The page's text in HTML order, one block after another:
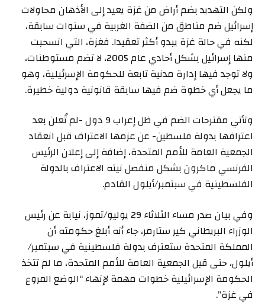
ولكن التهديد بضم أراض من غزة يعيد إلى الأذهان محاولات
إسرائيل ضم مناطق من الضفة الغربية في سنوات سابقة،
لكنه في حالة غزة يبدو أكثر تعقيدا. فغزة، التي انسحبت
منها إسرائيل بشكل أحادي عام 2005، لا تضم مستوطنات،
ولا توجد فيها إدارة مدنية تابعة للحكومة الإسرئيلية، وهو
ما يجعل أي خطوة ضم فيها سابقة قانونية دولية خطيرة.
وتأتي مقترحات الضم في ظل إعراب 9 دول -لم تُعلن بعد
اعترافها بدولة فلسطين- عن عزمها الاعتراف قبل انعقاد
الجمعية العامة للأمم المتحدة، إضافة إلى إعلان الرئيس
الفرنسي ماكرون بشكل منفصل نيته الاعتراف بالدولة
الفلسطينية في سبتمبر/أيلول القادم.
وفي بيان صدر مساء الثلاثاء 29 يوليو/تموز، نيابة عن رئيس
الوزراء البريطاني كير ستارمر، جاء أنه أبلغ حكومته أن
المملكة المتحدة ستعترف بدولة فلسطينية في سبتمبر/
أيلول، حتى قبل الجمعية العامة للأمم المتحدة، ما لم تتخذ
الحكومة الإسرائيلية خطوات مهمة لإنهاء “الوضع المروع
في غزة”.